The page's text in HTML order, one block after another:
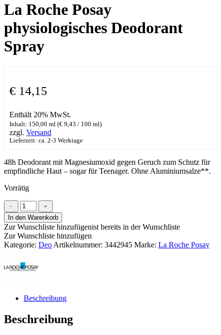
La Roche Posay
physiologisches Deodorant
Spray
€ 14,15
Enthält 20% MwSt.
Inhalt: 150,00 ml (€ 9,43 / 100 ml)
zzgl. Versand
Lieferzeit: ca. 2-3 Werktage
48h Deodorant mit Magnesiumoxid gegen Geruch zum Schutz für
empfindliche Haut – sogar für Teenager. Ohne Aluminiumsalze**.
Vorrätig
La
Roche
Posay
physiologisches
Deodorant
Spray
﹣
﹢
In den Warenkorb
Zur Wunschliste hinzufügenist bereits in der Wunschliste
Zur Wunschliste hinzufügen
Kategorie: Deo Artikelnummer: 3442945 Marke: La Roche Posay
Beschreibung
Beschreibung